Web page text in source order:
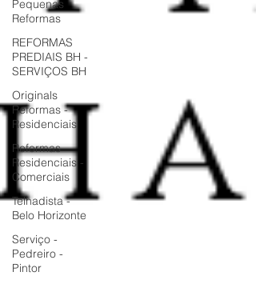
Pequenas
Reformas
REFORMAS
PREDIAIS BH -
SERVIÇOS BH
Originals
Reformas -
Residenciais
Reformas
Residenciais -
Comerciais
Telhadista -
Belo Horizonte
Serviço -
Pedreiro -
Pintor